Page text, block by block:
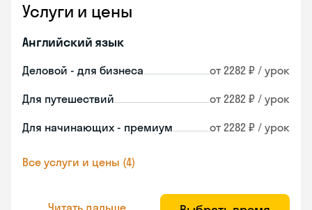
Услуги и цены
Английский язык
Деловой - для бизнеса от 2282 ₽ / урок
Для путешествий от 2282 ₽ / урок
Для начинающих - премиум от 2282 ₽ / урок
Все услуги и цены (4)
Читать дальше